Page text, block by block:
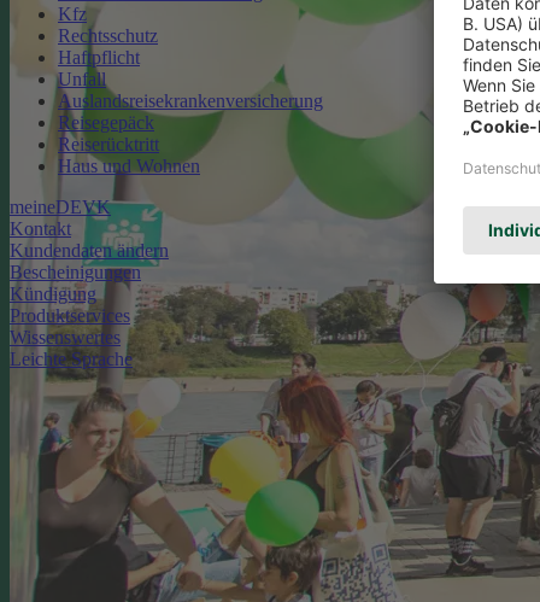
Kfz
Rechtsschutz
Haftpflicht
Unfall
Auslandsreisekrankenversicherung
Reisegepäck
Reiserücktritt
Haus und Wohnen
meineDEVK
Kontakt
Kundendaten ändern
Bescheinigungen
Kündigung
Produktservices
Wissenswertes
Leichte Sprache